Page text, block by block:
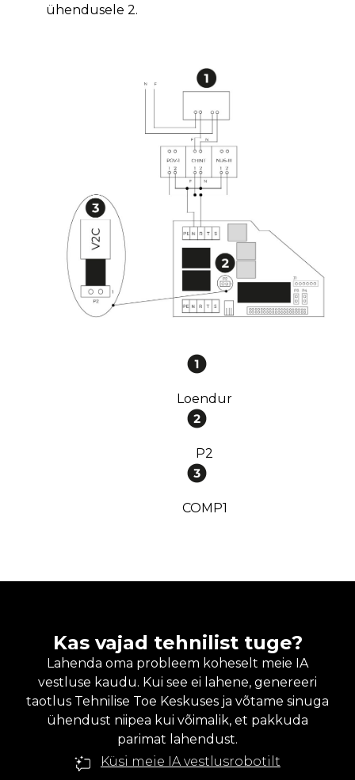
ühendusele 2.
Loendur
P2
COMP1
Kas vajad tehnilist tuge?
Lahenda oma probleem koheselt meie IA
vestluse kaudu. Kui see ei lahene, genereeri
taotlus Tehnilise Toe Keskuses ja võtame sinuga
ühendust niipea kui võimalik, et pakkuda
parimat lahendust.
Küsi meie IA vestlusrobotilt